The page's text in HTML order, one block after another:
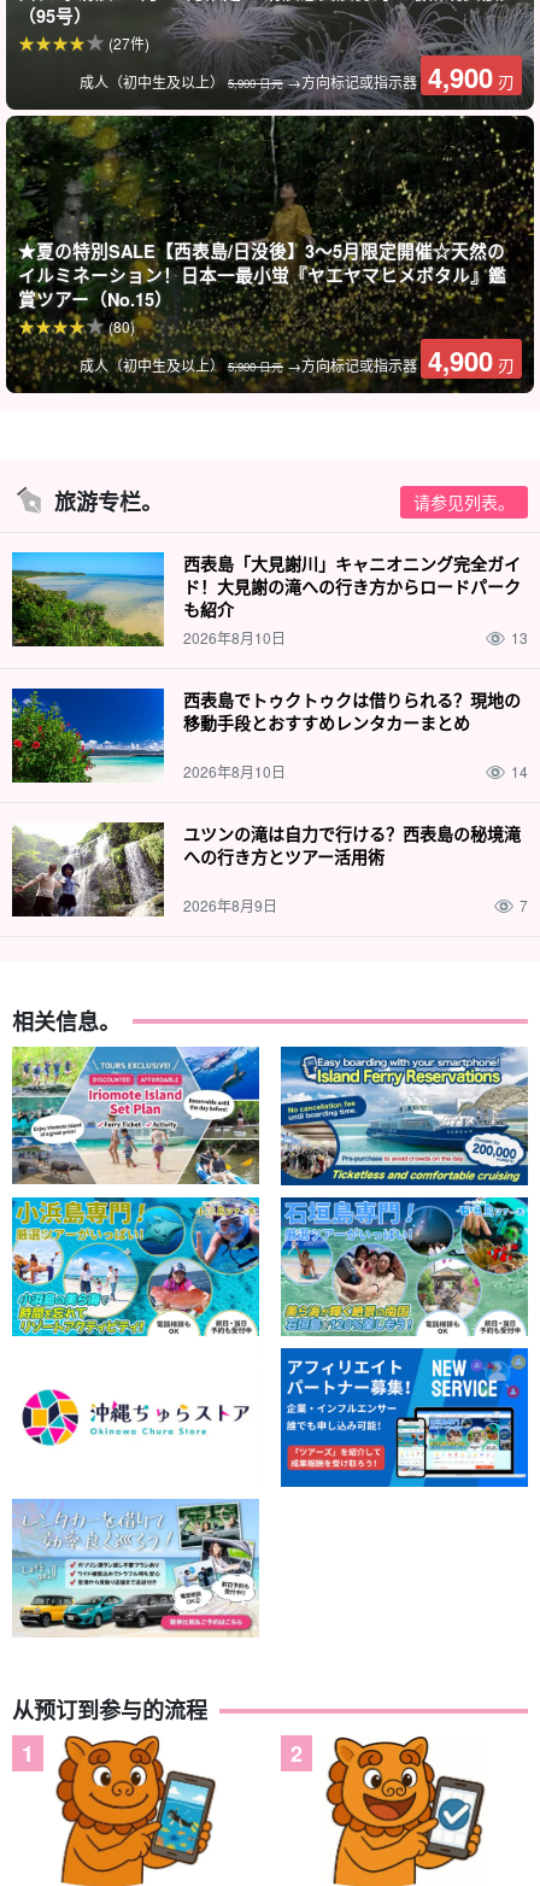
*由于它们是自然界的生物，因此不一定能见到它们。请注意这一
丛林夜游可以看到西表岛特有的夜间动物，如椰子蟹和红隼。
导游提供良好的支持。
熟知西表岛的导游会在黑暗的道路上小心引导您，让您不必担心！
很多人都喜欢我们的安全之旅。
⬇︎ 在萨嘎里巴纳节举办期间以外的夜间旅游，请考虑这一点☆。
★夏の特別SALE【西表島/夜】ペルセウス座の観測チ
グルナイトツアー♪当日予約OK！子連れ家族・団体旅
行にもおすすめ（No.16）
所要时间：约 2 小时。
5,900 日元→方向标记或指示器
（95号）
成人（初中生及以上） 5,900 日元→方向标记或指示器 4,900 刃
(27件)
★夏の特別SALE【西表島/日没後】3～5月限定開催☆天然の
イルミネーション！日本一最小蛍『ヤエヤマヒメボタル』鑑
賞ツアー（No.15）
成人（初中生及以上） 5,900 日元→方向标记或指示器 4,900 刃
(80)
旅游专栏。 请参见列表。
西表島「大見謝川」キャニオニング完全ガイ
ド！大見謝の滝への行き方からロードパーク
も紹介
2026年8月10日 13
西表島でトゥクトゥクは借りられる？現地の
移動手段とおすすめレンタカーまとめ
2026年8月10日 14
ユツンの滝は自力で行ける？西表島の秘境滝
への行き方とツアー活用術
2026年8月9日 7
相关信息。
从预订到参与的流程